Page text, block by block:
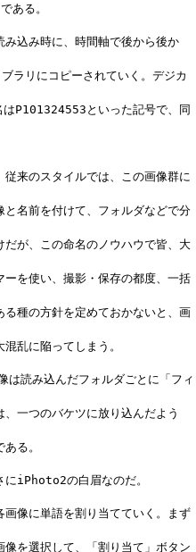
ある。
込み時に、時間軸で後から後か
ラリにコピーされていく。デジカ
はP101324553といった記号で、同
来のスタイルでは、この画像群に
名前を付けて、フォルダなどで分
が、この命名のノウハウで皆、大
を使い、撮影・保存の都度、一括
種の方針を定めておかないと、画
乱に陥ってしまう。
読み込んだフォルダごとに「フィ
一つのバケツに放り込んだよう
る。
にiPhoto2の白眉なのだ。
画像に単語を割り当てていく。まず
を選択して、「割り当て」ボタン